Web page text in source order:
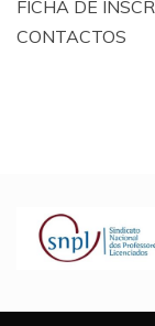
FICHA DE
CONTACTOS